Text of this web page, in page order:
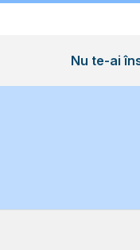
Nu te-ai